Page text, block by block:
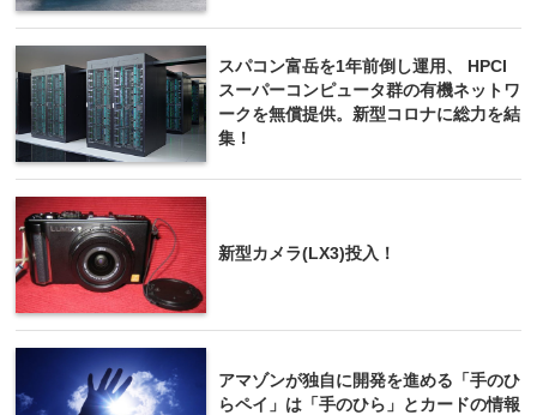
スパコン富岳を1年前倒し運用、 HPCI
スーパーコンピュータ群の有機ネットワ
ークを無償提供。新型コロナに総力を結
集！
新型カメラ(LX3)投入！
アマゾンが独自に開発を進める「手のひ
らペイ」は「手のひら」とカードの情報